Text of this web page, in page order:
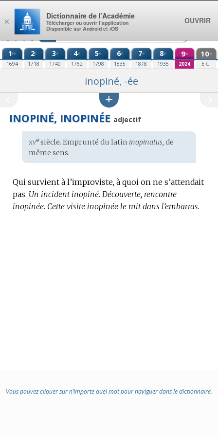
Aller au contenu
1re
1694
2e
1718
3e
1740
4e
1762
5e
1798
6e
1835
7e
1878
8e
1935
9e
2024
10e
E.C.
inopiné, -ée
INOPINÉ, INOPINÉE adjectif
Étymologie
:
xvesiècle. Emprunté du latin inopinatus, de
même sens.
Qui survient à l’improviste, à quoi on ne s’attendait
pas. Un incident inopiné. Découverte, rencontre
inopinée. Cette visite inopinée le mit dans l’embarras.
Vous pouvez cliquer sur n’importe quel mot pour naviguer dans le dictionnaire.
×
Dictionnaire de l’Académie
Télécharger ou ouvrir l’application
Disponible sur Android et iOS
OUVRIR